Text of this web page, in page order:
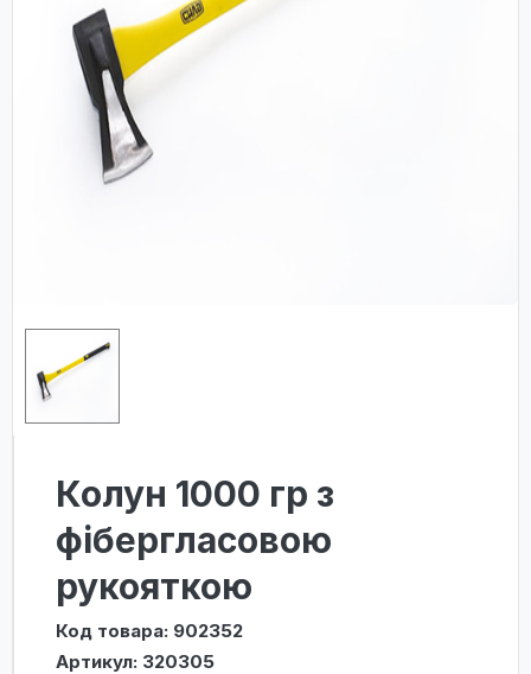
Колун 1000 гр з
фібергласовою
рукояткою
Код товара: 902352
Артикул: 320305